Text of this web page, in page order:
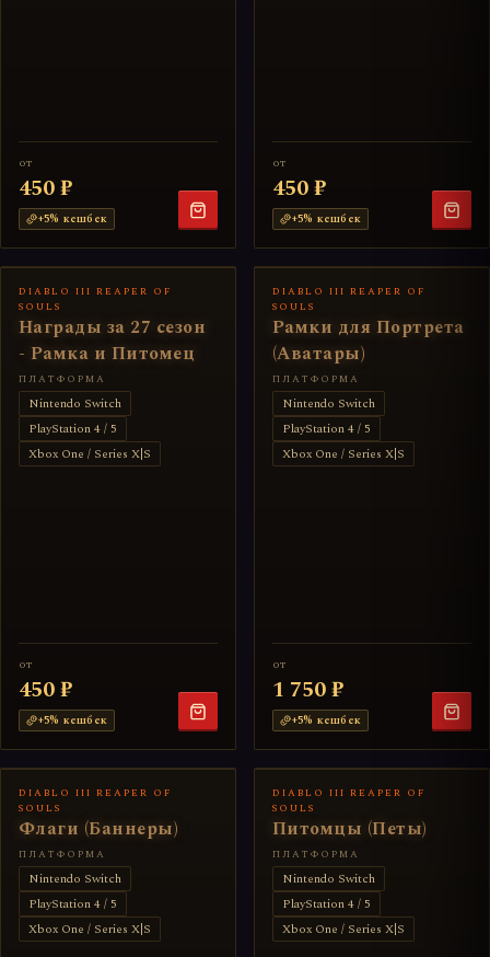
от
450 ₽
+5% кешбек
от
450 ₽
+5% кешбек
DIABLO III REAPER OF
SOULS
Награды за 27 сезон
- Рамка и Питомец
ПЛАТФОРМА
Nintendo Switch
PlayStation 4 / 5
Xbox One / Series X|S
от
450 ₽
+5% кешбек
DIABLO III REAPER OF
SOULS
Рамки для Портрета
(Аватары)
ПЛАТФОРМА
Nintendo Switch
PlayStation 4 / 5
Xbox One / Series X|S
от
1 750 ₽
+5% кешбек
DIABLO III REAPER OF
SOULS
Флаги (Баннеры)
ПЛАТФОРМА
Nintendo Switch
PlayStation 4 / 5
Xbox One / Series X|S
DIABLO III REAPER OF
SOULS
Питомцы (Петы)
ПЛАТФОРМА
Nintendo Switch
PlayStation 4 / 5
Xbox One / Series X|S